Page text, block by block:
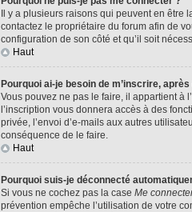
Il y a plusieurs raisons qui peuvent en être
contactez le propriétaire du forum afin de
configuration de son côté et qu’il soit
Haut
Pourquoi ai-je besoin de m’inscrire, après
Vous pouvez ne pas le faire, il appartient à
l’inscription vous donnera accès à des
privée, l’envoi d’e-mails aux autres
conséquence de le faire.
Haut
Pourquoi suis-je déconnecté
Si vous ne cochez pas la case Me
prévention empêche l’utilisation de votre